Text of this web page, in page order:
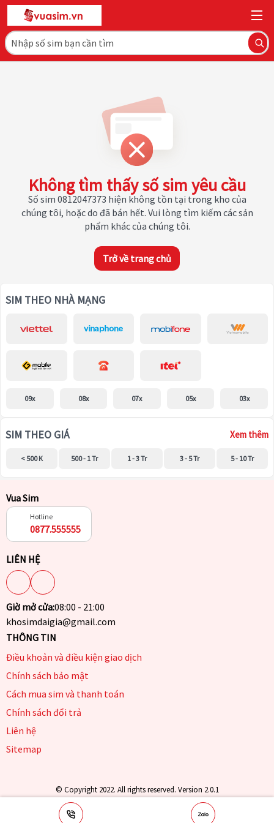
Không tìm thấy số sim yêu cầu
Số sim 0812047373 hiện không tồn tại trong kho của
chúng tôi, hoặc do đã bán hết. Vui lòng tìm kiếm các sản
phẩm khác của chúng tôi.
Trở về trang chủ
SIM THEO NHÀ MẠNG
09x 08x 07x 05x 03x
SIM THEO GIÁ Xem thêm
< 500 K 500 - 1 Tr 1 - 3 Tr 3 - 5 Tr 5 - 10 Tr
Vua Sim
Hotline
0877.555555
LIÊN HỆ
Giờ mở cửa:08:00 - 21:00
khosimdaigia@gmail.com
THÔNG TIN
Điều khoản và điều kiện giao dịch
Chính sách bảo mật
Cách mua sim và thanh toán
Chính sách đổi trả
Liên hệ
Sitemap
© Copyright 2022. All rights reserved. Version 2.0.1